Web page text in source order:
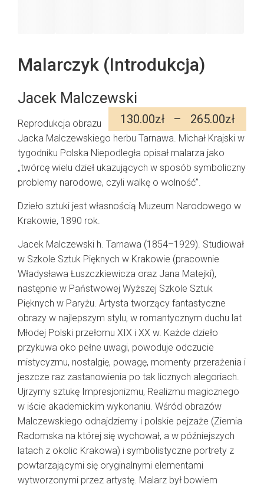
Malarczyk (Introdukcja)
Jacek Malczewski
130.00zł – 265.00zł
cen:
od
do
Reprodukcja obrazu
Jacka Malczewskiego herbu Tarnawa. Michał Krajski w
tygodniku Polska Niepodległa opisał malarza jako
„twórcę wielu dzieł ukazujących w sposób symboliczny
problemy narodowe, czyli walkę o wolność”.
Dzieło sztuki jest własnością Muzeum Narodowego w
Krakowie, 1890 rok.
Jacek Malczewski h. Tarnawa (1854–1929). Studiował
w Szkole Sztuk Pięknych w Krakowie (pracownie
Władysława Łuszczkiewicza oraz Jana Matejki),
następnie w Państwowej Wyższej Szkole Sztuk
Pięknych w Paryżu. Artysta tworzący fantastyczne
obrazy w najlepszym stylu, w romantycznym duchu lat
Młodej Polski przełomu XIX i XX w. Każde dzieło
przykuwa oko pełne uwagi, powoduje odczucie
mistycyzmu, nostalgię, powagę, momenty przerażenia i
jeszcze raz zastanowienia po tak licznych alegoriach.
Ujrzymy sztukę Impresjonizmu, Realizmu magicznego
w iście akademickim wykonaniu. Wśród obrazów
Malczewskiego odnajdziemy i polskie pejzaże (Ziemia
Radomska na której się wychował, a w późniejszych
latach z okolic Krakowa) i symbolistyczne portrety z
powtarzającymi się oryginalnymi elementami
wytworzonymi przez artystę. Malarz był bowiem